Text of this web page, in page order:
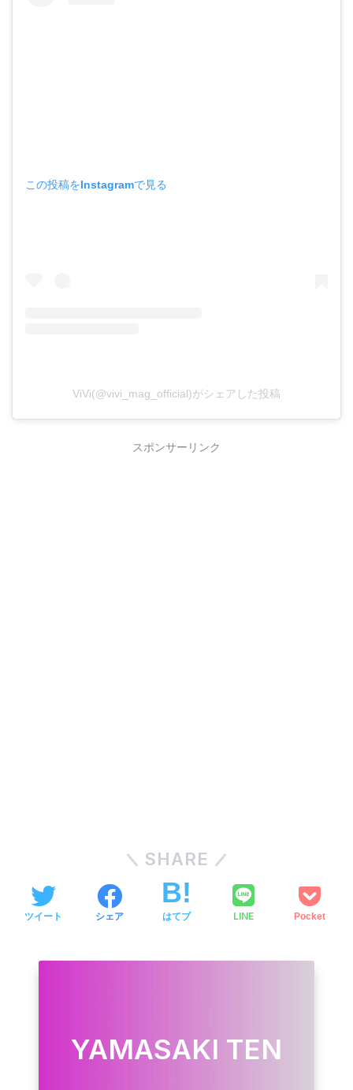
この投稿をInstagramで見る
ViVi(@vivi_mag_official)がシェアした投稿
スポンサーリンク
SHARE
ツイート シェア はてブ LINE Pocket
YAMASAKI TEN